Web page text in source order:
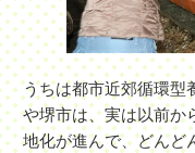
うちは都市近郊循環型
や堺市は、実は以前か
地化が進んで、どんど